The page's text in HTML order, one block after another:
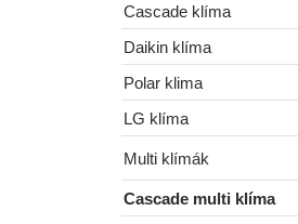
Cascade klíma
Daikin klíma
Polar klima
LG klíma
Multi klímák
Cascade multi klíma